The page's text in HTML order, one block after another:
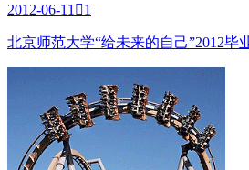
2012-06-11 1
北京师范大学“给未来的自己”2012毕